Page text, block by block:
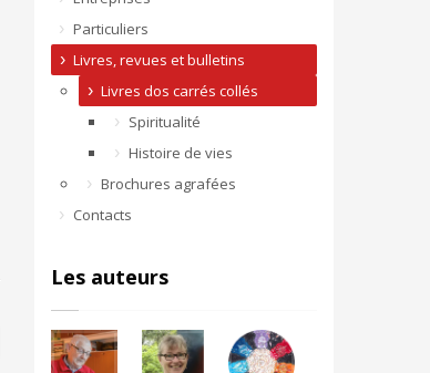
Particuliers
Livres, revues et bulletins
Livres dos carrés collés
Spiritualité
Histoire de vies
Brochures agrafées
Contacts
Les auteurs